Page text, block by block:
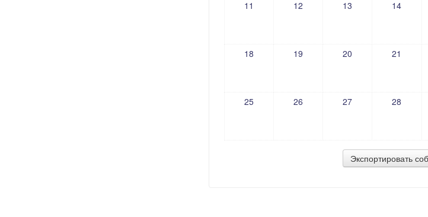
11 12 13 14
18 19 20 21
25 26 27 28